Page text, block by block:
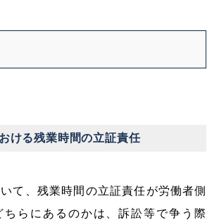
ける残業時間の立証責任
て、残業時間の立証責任が労働者側
ちらにあるのかは、訴訟等で争う際